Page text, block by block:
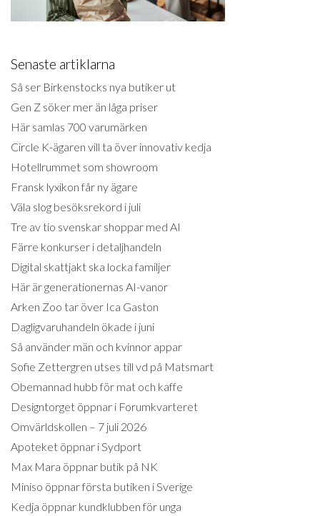
Senaste artiklarna
Så ser Birkenstocks nya butiker ut
Gen Z söker mer än låga priser
Här samlas 700 varumärken
Circle K-ägaren vill ta över innovativ kedja
Hotellrummet som showroom
Fransk lyxikon får ny ägare
Väla slog besöksrekord i juli
Tre av tio svenskar shoppar med AI
Färre konkurser i detaljhandeln
Digital skattjakt ska locka familjer
Här är generationernas AI-vanor
Arken Zoo tar över Ica Gaston
Dagligvaruhandeln ökade i juni
Så använder män och kvinnor appar
Sofie Zettergren utses till vd på Matsmart
Obemannad hubb för mat och kaffe
Designtorget öppnar i Forumkvarteret
Omvärldskollen – 7 juli 2026
Apoteket öppnar i Sydport
Max Mara öppnar butik på NK
Miniso öppnar första butiken i Sverige
Kedja öppnar kundklubben för unga